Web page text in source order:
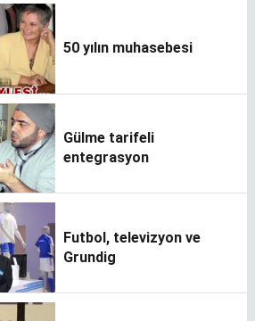
50 yılın muhasebesi
Gülme tarifeli
entegrasyon
Futbol, televizyon ve
Grundig